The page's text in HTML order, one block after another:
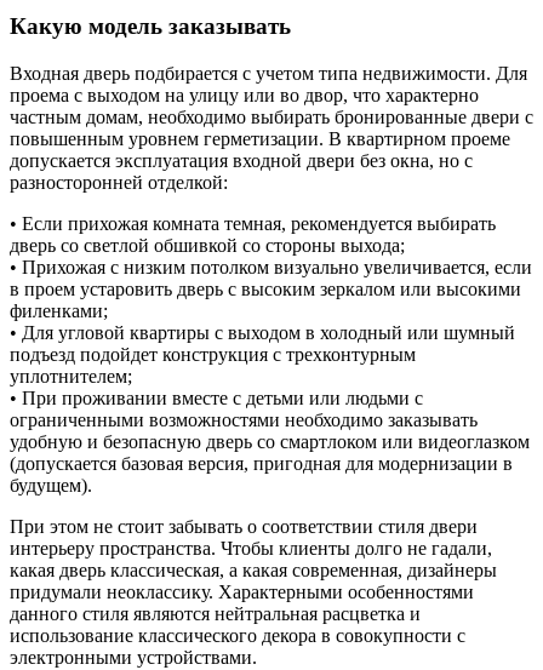
Какую модель заказывать
Входная дверь подбирается с учетом типа недвижимости. Для
проема с выходом на улицу или во двор, что характерно
частным домам, необходимо выбирать бронированные двери с
повышенным уровнем герметизации. В квартирном проеме
допускается эксплуатация входной двери без окна, но с
разносторонней отделкой:
• Если прихожая комната темная, рекомендуется выбирать
дверь со светлой обшивкой со стороны выхода;
• Прихожая с низким потолком визуально увеличивается, если
в проем устаровить дверь с высоким зеркалом или высокими
филенками;
• Для угловой квартиры с выходом в холодный или шумный
подъезд подойдет конструкция с трехконтурным
уплотнителем;
• При проживании вместе с детьми или людьми с
ограниченными возможностями необходимо заказывать
удобную и безопасную дверь со смартлоком или видеоглазком
(допускается базовая версия, пригодная для модернизации в
будущем).
При этом не стоит забывать о соответствии стиля двери
интерьеру пространства. Чтобы клиенты долго не гадали,
какая дверь классическая, а какая современная, дизайнеры
придумали неоклассику. Характерными особенностями
данного стиля являются нейтральная расцветка и
использование классического декора в совокупности с
электронными устройствами.